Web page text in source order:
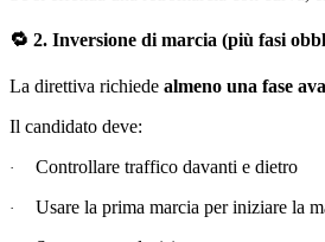
🔁 2. Inversione di marcia (più fasi
La direttiva richiede almeno una fase
Il candidato deve:
· Controllare traffico davanti e dietro
· Usare la prima marcia per iniziare la